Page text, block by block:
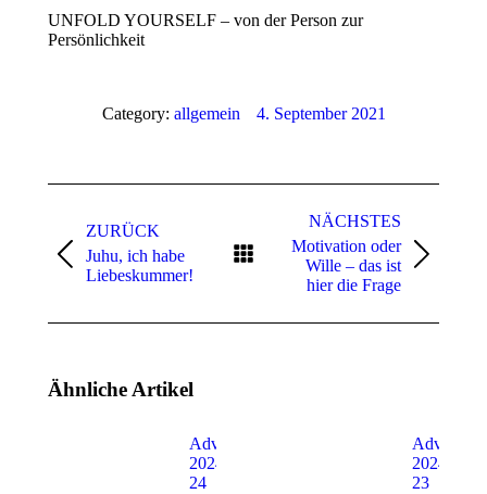
UNFOLD YOURSELF – von der Person zur
Persönlichkeit
Category: allgemein 4. September 2021
ZURÜCK
Vorheriger
Beitrag:
Juhu, ich habe
Liebeskummer!
NÄCHSTES
Nächster
Beitrag:
Motivation oder
Wille – das ist
hier die Frage
Ähnliche Artikel
Adventskalender
2024 – Türchen
24
2024 –
23